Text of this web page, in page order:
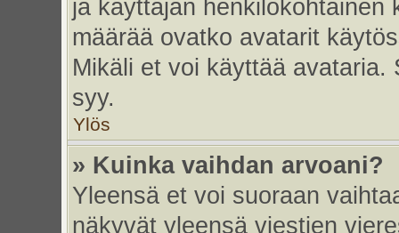
ja käyttäjän henkilökohtainen
määrää ovatko avatarit
Mikäli et voi käyttää
syy.
Ylös
» Kuinka vaihdan arvoani?
Yleensä et voi suoraan
näkyvät yleensä viestien